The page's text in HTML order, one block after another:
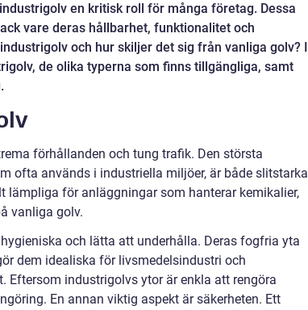
en kritisk roll för många företag. Dessa
vare deras hållbarhet, funktionalitet och
och hur skiljer det sig från vanliga golv? I
de olika typerna som finns tillgängliga, samt
förhållanden och tung trafik. Den största
ofta används i industriella miljöer, är både slitstarka
lämpliga för anläggningar som hanterar kemikalier,
vanliga golv.
och lätta att underhålla. Deras fogfria yta
dem idealiska för livsmedelsindustri och
Eftersom industrigolvs ytor är enkla att rengöra
En annan viktig aspekt är säkerheten. Ett